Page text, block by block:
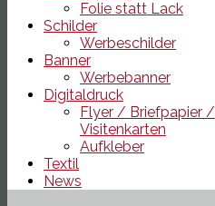
Folie statt Lack
Schilder
Werbeschilder
Banner
Werbebanner
Digitaldruck
Flyer / Briefpapier /
Visitenkarten
Aufkleber
Textil
News